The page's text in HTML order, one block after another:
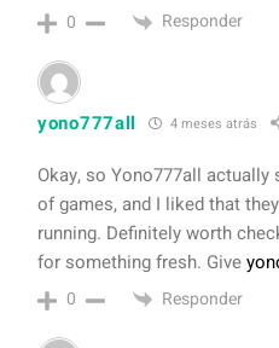
0 Responder
yono777all 4 meses atrás
Okay, so Yono777all
of games, and I liked that
running. Definitely worth
for something fresh. Give
0 Responder